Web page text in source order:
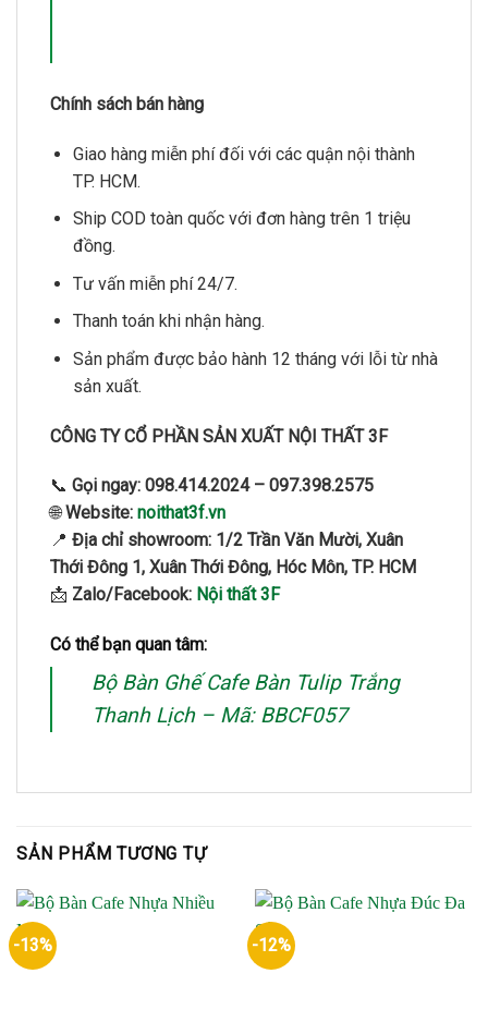
Chính sách bán hàng
Giao hàng miễn phí đối với các quận nội thành
TP. HCM.
Ship COD toàn quốc với đơn hàng trên 1 triệu
đồng.
Tư vấn miễn phí 24/7.
Thanh toán khi nhận hàng.
Sản phẩm được bảo hành 12 tháng với lỗi từ nhà
sản xuất.
CÔNG TY CỔ PHẦN SẢN XUẤT NỘI THẤT 3F
📞 Gọi ngay: 098.414.2024 – 097.398.2575
🌐Website: noithat3f.vn
📍 Địa chỉ showroom: 1/2 Trần Văn Mười, Xuân
Thới Đông 1, Xuân Thới Đông, Hóc Môn, TP. HCM
📩 Zalo/Facebook: Nội thất 3F
Có thể bạn quan tâm:
Bộ Bàn Ghế Cafe Bàn Tulip Trắng
Thanh Lịch – Mã: BBCF057
SẢN PHẨM TƯƠNG TỰ
-13% -12%